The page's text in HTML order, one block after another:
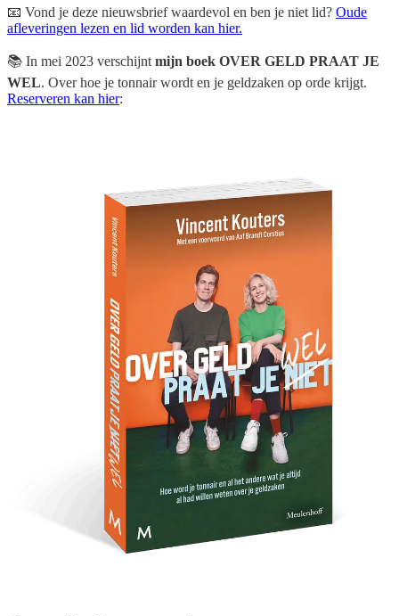
📧 Vond je deze nieuwsbrief waardevol en ben je niet lid? Oude
afleveringen lezen en lid worden kan hier.
📚️ In mei 2023 verschijntmijn boek OVER GELD PRAAT JE
WEL. Over hoe je tonnair wordt en je geldzaken op orde krijgt.
Reserveren kan hier: